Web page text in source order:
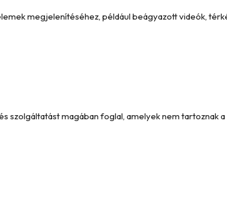
megjelenítéséhez, például beágyazott videók,
szolgáltatást magában foglal, amelyek nem